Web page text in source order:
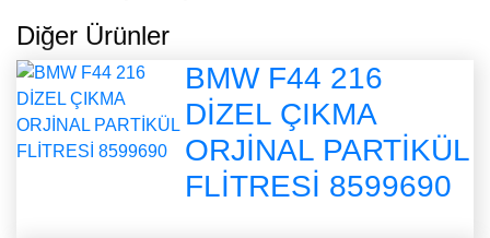
Diğer Ürünler
BMW F44 216
DİZEL ÇIKMA
ORJİNAL PARTİKÜL
FLİTRESİ 8599690